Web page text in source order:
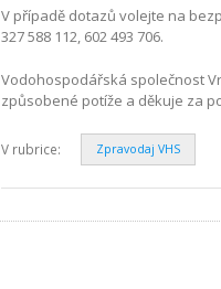
V případě dotazů volejte na
327 588 112, 602 493 706.
Vodohospodářská společnost
způsobené potíže a děkuje za
V rubrice: Zpravodaj VHS